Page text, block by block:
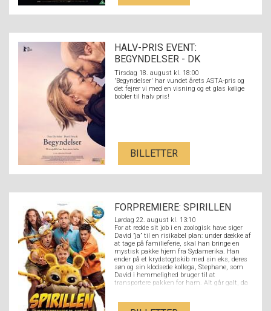
HALV-PRIS EVENT:
BEGYNDELSER - DK
UNDERTEKSTER
Tirsdag 18. august kl. 18:00
'Begyndelser' har vundet årets ASTA-pris og
det fejrer vi med en visning og et glas kølige
bobler til halv pris!
BILLETTER
FORPREMIERE: SPIRILLEN
Lørdag 22. august kl. 13:10
For at redde sit job i en zoologisk have siger
David ”ja” til en risikabel plan: under dække af
at tage på familieferie, skal han bringe en
mystisk pakke hjem fra Sydamerika. Han
ender på et krydstogtskib med sin eks, deres
søn og sin klodsede kollega, Stephane, som
David i hemmelighed bruger til at
transportere pakken for ham. Alt går galt, da